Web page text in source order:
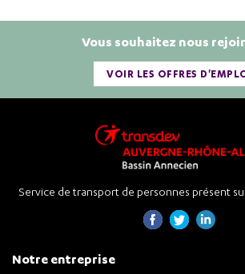
Vous souhaitez nous
VOIR LES OFFRES
Service de transport de personnes présent
Notre entreprise